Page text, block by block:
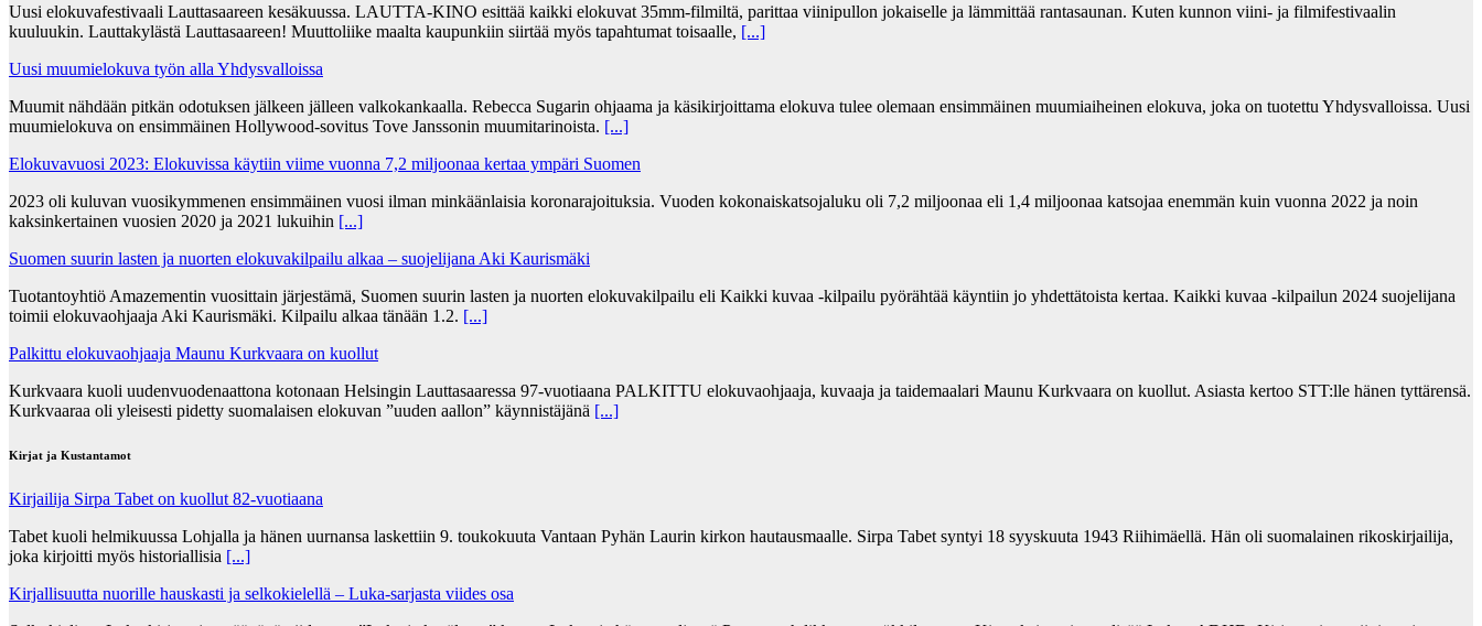
Uusi elokuvafestivaali Lauttasaareen kesäkuussa. LAUTTA-KINO esittää kaikki elokuvat 35mm-filmiltä, parittaa viinipullon jokaiselle ja lämmittää rantasaunan. Kuten kunnon viini- ja filmifestivaalin
kuuluukin. Lauttakylästä Lauttasaareen! Muuttoliike maalta kaupunkiin siirtää myös tapahtumat toisaalle, [...]
Uusi muumielokuva työn alla Yhdysvalloissa
Muumit nähdään pitkän odotuksen jälkeen jälleen valkokankaalla. Rebecca Sugarin ohjaama ja käsikirjoittama elokuva tulee olemaan ensimmäinen muumiaiheinen elokuva, joka on tuotettu Yhdysvalloissa. Uusi
muumielokuva on ensimmäinen Hollywood-sovitus Tove Janssonin muumitarinoista. [...]
Elokuvavuosi 2023: Elokuvissa käytiin viime vuonna 7,2 miljoonaa kertaa ympäri Suomen
2023 oli kuluvan vuosikymmenen ensimmäinen vuosi ilman minkäänlaisia koronarajoituksia. Vuoden kokonaiskatsojaluku oli 7,2 miljoonaa eli 1,4 miljoonaa katsojaa enemmän kuin vuonna 2022 ja noin
kaksinkertainen vuosien 2020 ja 2021 lukuihin [...]
Suomen suurin lasten ja nuorten elokuvakilpailu alkaa – suojelijana Aki Kaurismäki
Tuotantoyhtiö Amazementin vuosittain järjestämä, Suomen suurin lasten ja nuorten elokuvakilpailu eli Kaikki kuvaa -kilpailu pyörähtää käyntiin jo yhdettätoista kertaa. Kaikki kuvaa -kilpailun 2024 suojelijana
toimii elokuvaohjaaja Aki Kaurismäki. Kilpailu alkaa tänään 1.2. [...]
Palkittu elokuvaohjaaja Maunu Kurkvaara on kuollut
Kurkvaara kuoli uudenvuodenaattona kotonaan Helsingin Lauttasaaressa 97-vuotiaana PALKITTU elokuvaohjaaja, kuvaaja ja taidemaalari Maunu Kurkvaara on kuollut. Asiasta kertoo STT:lle hänen tyttärensä.
Kurkvaaraa oli yleisesti pidetty suomalaisen elokuvan ”uuden aallon” käynnistäjänä [...]
Kirjat ja Kustantamot
Kirjailija Sirpa Tabet on kuollut 82-vuotiaana
Tabet kuoli helmikuussa Lohjalla ja hänen uurnansa laskettiin 9. toukokuuta Vantaan Pyhän Laurin kirkon hautausmaalle. Sirpa Tabet syntyi 18 syyskuuta 1943 Riihimäellä. Hän oli suomalainen rikoskirjailija,
joka kirjoitti myös historiallisia [...]
Kirjallisuutta nuorille hauskasti ja selkokielellä – Luka-sarjasta viides osa